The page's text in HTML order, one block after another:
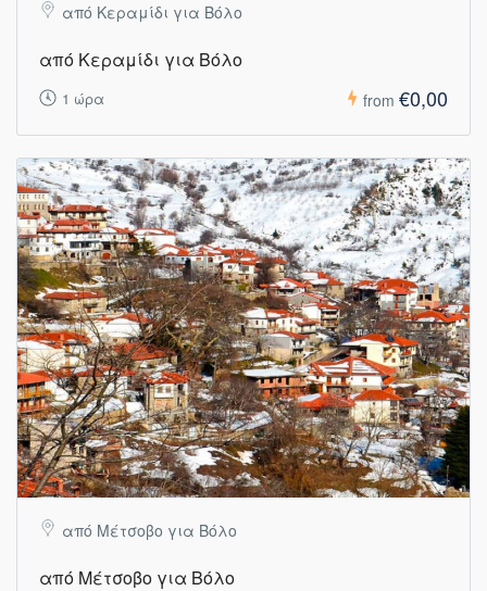
από Κεραμίδι για Βόλο
από Κεραμίδι για Βόλο
1 ώρα from €0,00
από Μέτσοβο για Βόλο
από Μέτσοβο για Βόλο